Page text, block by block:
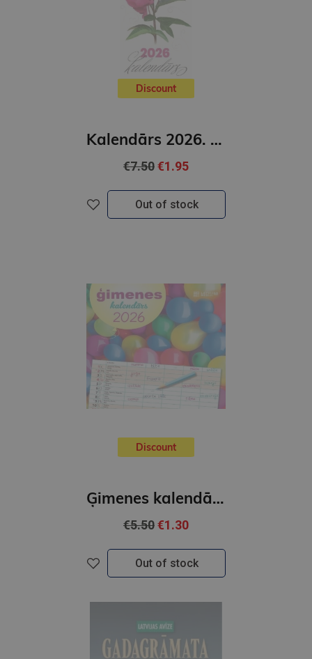
Discount
Kalendārs 2026. Garie ziedi
€7.50€1.95
Out of stock
Discount
Ģimenes kalendārs 2026 (kvadrāts)
€5.50€1.30
Out of stock